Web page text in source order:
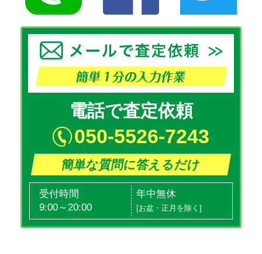
電話で査定依頼
050-5526-7243
簡単な質問に答えるだけ
受付時間
9:00～20:00
年中無休
[お盆・正月を除く]